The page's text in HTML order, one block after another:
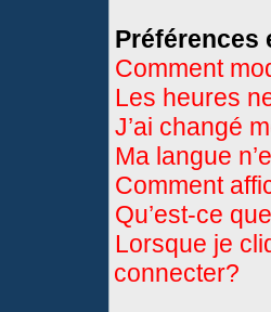
Préférences
Comment
Les heures
J’ai changé
Ma langue
Comment
Qu’est-ce
Lorsque je
connecter?